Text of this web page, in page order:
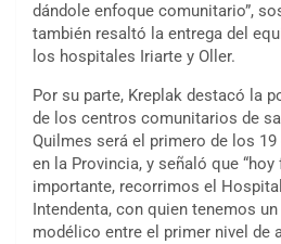
dándole enfoque comunitario”,
también resaltó la entrega del
los hospitales Iriarte y Oller.
Por su parte, Kreplak destacó la
de los centros comunitarios de
Quilmes será el primero de los
en la Provincia, y señaló que “hoy
importante, recorrimos el
Intendenta, con quien tenemos
modélico entre el primer nivel de